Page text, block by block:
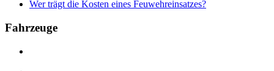
Wer trägt die Kosten eines Feuwehreinsatzes?
Fahrzeuge